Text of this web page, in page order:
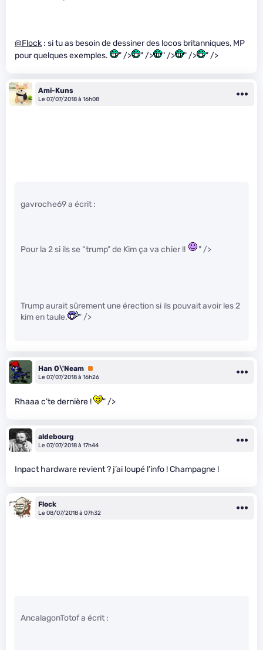
@Flock : si tu as besoin de dessiner des locos britanniques, MP
pour quelques exemples.
" /> " /> " /> " /> " />
Ami-Kuns
Le 07/07/2018 à 16h08
gavroche69 a écrit :
Pour la 2 si ils se “trump” de Kim ça va chier !! " />
Trump aurait sûrement une érection si ils pouvait avoir les 2
kim en taule.
" />
Han O\'Neam Premium
Le 07/07/2018 à 16h26
Rhaaa c’te dernière ! " />
aldebourg
Le 07/07/2018 à 17h44
Inpact hardware revient ? j’ai loupé l’info ! Champagne !
Flock
Le 08/07/2018 à 07h32
AncalagonTotof a écrit :